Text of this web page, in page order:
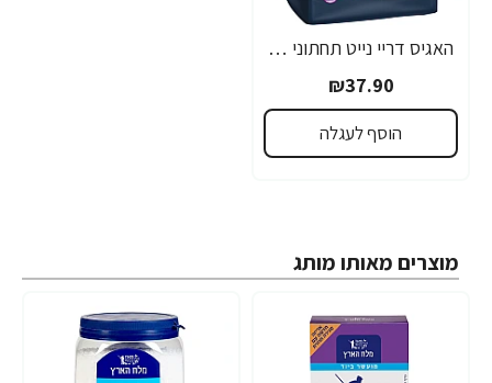
האגיס דריי נייט תחתוני ספיגה להרטבת לילה לבנות גילאי 8-15 שנים למשקל 30-48 ק"ג HUGGIES
₪37.90
הוסף לעגלה
מוצרים מאותו מותג